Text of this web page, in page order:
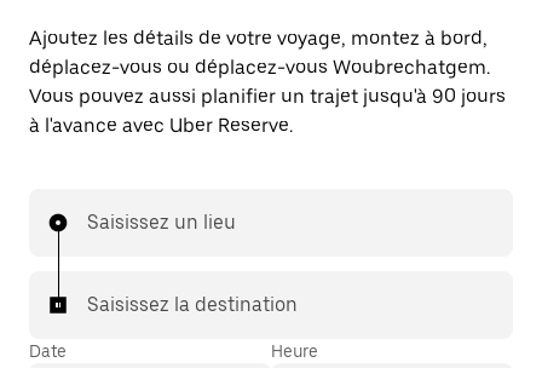
Ajoutez les détails de votre voyage, montez à bord,
déplacez-vous ou déplacez-vous Woubrechatgem.
Vous pouvez aussi planifier un trajet jusqu'à 90 jours
à l'avance avec Uber Reserve.
Saisissez un lieu
Saisissez la destination
Date Heure